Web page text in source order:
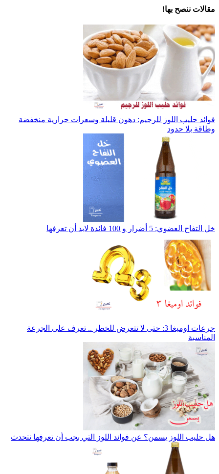
مقالات ننصح بها!
فوائد حليب اللوز للرجيم: دهون قليلة وسعرات حرارية منخفضة
وطاقة بلا حدود
خل التفاح العضوي: 5 أضرار و 100 فائدة لابد أن تعرفها
جرعات اوميغا 3: حتى لا تتعرض للخطر .. تعرف على الجرعة
المناسبة
هل حليب اللوز يسمن؟ عن فوائد اللوز التي بجب أن تعرفها نتحدث